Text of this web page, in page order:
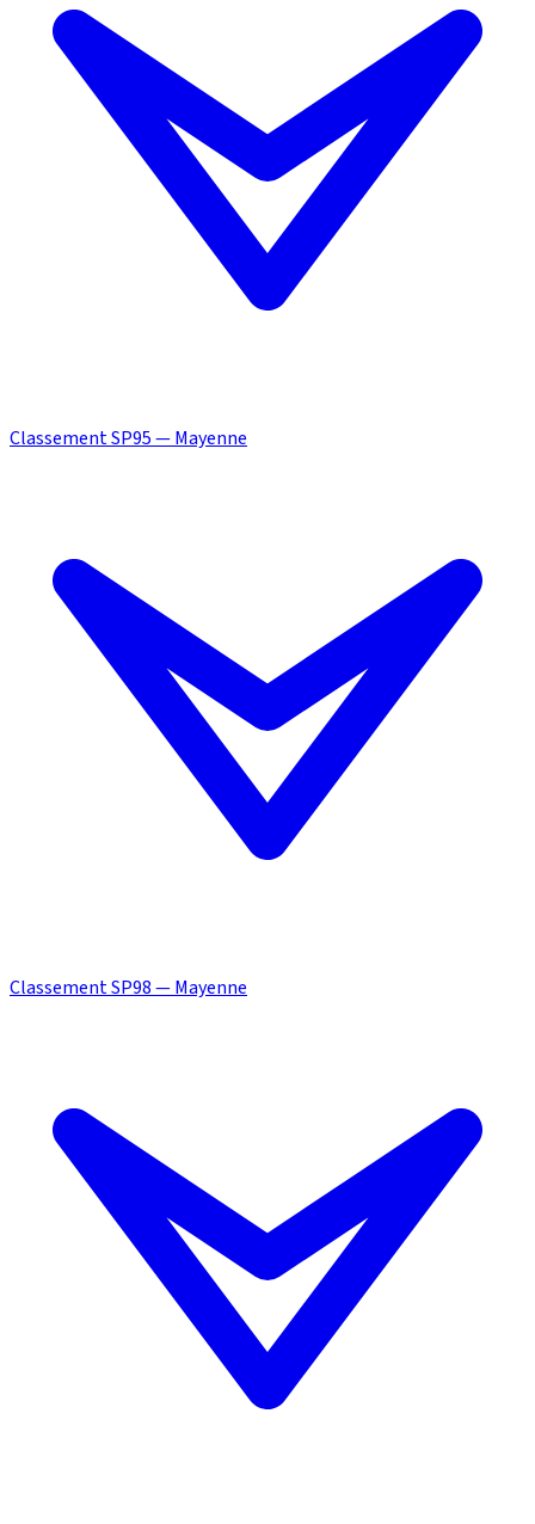
Classement SP95 — Mayenne
Classement SP98 — Mayenne